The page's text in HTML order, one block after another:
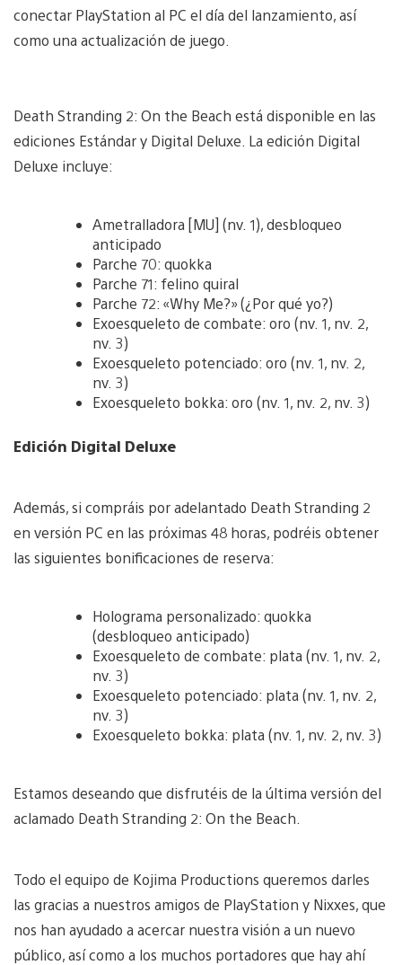
conectar PlayStation al PC el día del lanzamiento, así
como una actualización de juego.
Death Stranding 2: On the Beach está disponible en las
ediciones Estándar y Digital Deluxe. La edición Digital
Deluxe incluye:
Ametralladora [MU] (nv. 1), desbloqueo
anticipado
Parche 70: quokka
Parche 71: felino quiral
Parche 72: «Why Me?» (¿Por qué yo?)
Exoesqueleto de combate: oro (nv. 1, nv. 2,
nv. 3)
Exoesqueleto potenciado: oro (nv. 1, nv. 2,
nv. 3)
Exoesqueleto bokka: oro (nv. 1, nv. 2, nv. 3)
Edición Digital Deluxe
Además, si compráis por adelantado Death Stranding 2
en versión PC en las próximas 48 horas, podréis obtener
las siguientes bonificaciones de reserva:
Holograma personalizado: quokka
(desbloqueo anticipado)
Exoesqueleto de combate: plata (nv. 1, nv. 2,
nv. 3)
Exoesqueleto potenciado: plata (nv. 1, nv. 2,
nv. 3)
Exoesqueleto bokka: plata (nv. 1, nv. 2, nv. 3)
Estamos deseando que disfrutéis de la última versión del
aclamado Death Stranding 2: On the Beach.
Todo el equipo de Kojima Productions queremos darles
las gracias a nuestros amigos de PlayStation y Nixxes, que
nos han ayudado a acercar nuestra visión a un nuevo
público, así como a los muchos portadores que hay ahí